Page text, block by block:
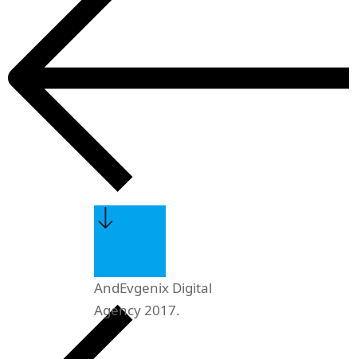
AndEvgenix Digital
Agency 2017.